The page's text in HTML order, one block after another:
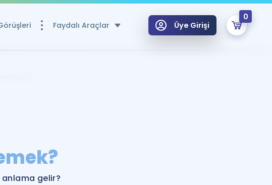
Faydalı Araçlar
Kaynaklar
YÖKDİL için Ücretsiz Kaynaklar
ve YÖKDİL Puan Hesaplama Aracı
YÖKDİL'e Hazırlananlar için Öneriler
Üye Girişi
0
Remzi Hoca ile seni sınava hazırlayacak onlarca eğitim seni bekliyor!
gelir?